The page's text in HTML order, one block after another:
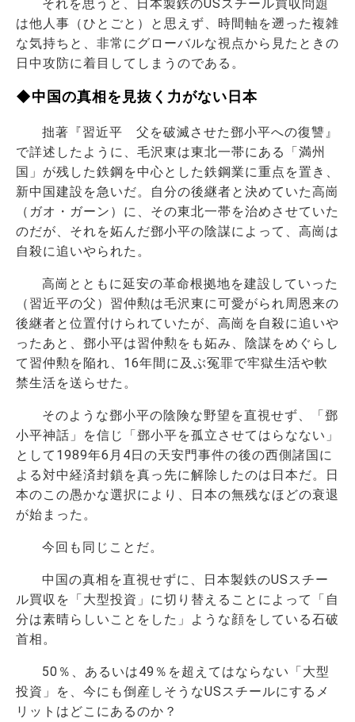
それを思うと、日本製鉄のUSスチール買収問題
は他人事（ひとごと）と思えず、時間軸を遡った複雑
な気持ちと、非常にグローバルな視点から見たときの
日中攻防に着目してしまうのである。
◆中国の真相を見抜く力がない日本
拙著『習近平 父を破滅させた鄧小平への復讐』
で詳述したように、毛沢東は東北一帯にある「満州
国」が残した鉄鋼を中心とした鉄鋼業に重点を置き、
新中国建設を急いだ。自分の後継者と決めていた高崗
（ガオ・ガーン）に、その東北一帯を治めさせていた
のだが、それを妬んだ鄧小平の陰謀によって、高崗は
自殺に追いやられた。
高崗とともに延安の革命根拠地を建設していった
（習近平の父）習仲勲は毛沢東に可愛がられ周恩来の
後継者と位置付けられていたが、高崗を自殺に追いや
ったあと、鄧小平は習仲勲をも妬み、陰謀をめぐらし
て習仲勲を陥れ、16年間に及ぶ冤罪で牢獄生活や軟
禁生活を送らせた。
そのような鄧小平の陰険な野望を直視せず、「鄧
小平神話」を信じ「鄧小平を孤立させてはらなない」
として1989年6月4日の天安門事件の後の西側諸国に
よる対中経済封鎖を真っ先に解除したのは日本だ。日
本のこの愚かな選択により、日本の無残なほどの衰退
が始まった。
今回も同じことだ。
中国の真相を直視せずに、日本製鉄のUSスチー
ル買収を「大型投資」に切り替えることによって「自
分は素晴らしいことをした」ような顔をしている石破
首相。
50％、あるいは49％を超えてはならない「大型
投資」を、今にも倒産しそうなUSスチールにするメ
リットはどこにあるのか？